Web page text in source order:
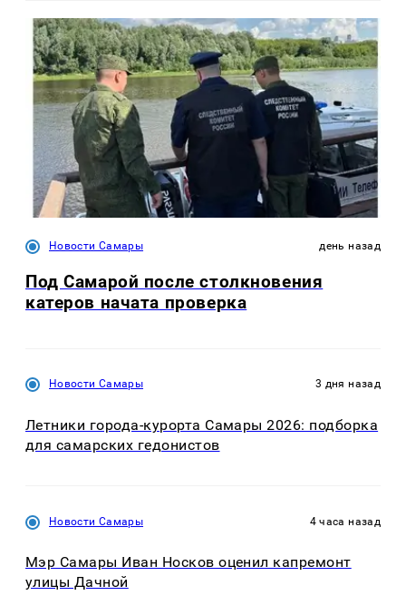
Новости Самары день назад
Под Самарой после столкновения
катеров начата проверка
Новости Самары 3 дня назад
Летники города-курорта Самары 2026: подборка
для самарских гедонистов
Новости Самары 4 часа назад
Мэр Самары Иван Носков оценил капремонт
улицы Дачной